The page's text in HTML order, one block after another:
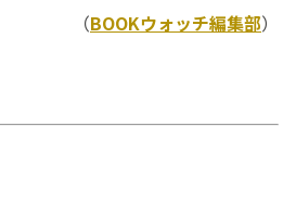
（BOOKウォッチ編集部）